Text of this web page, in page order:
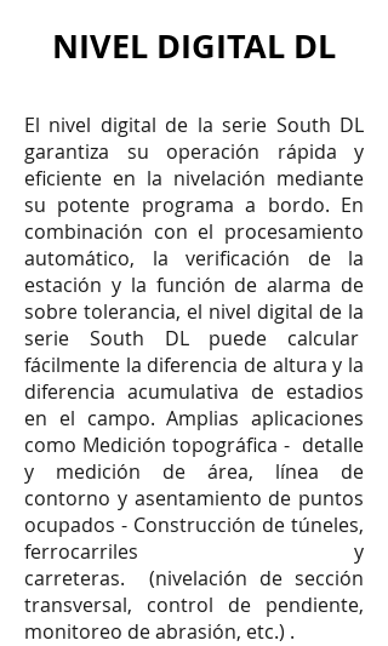
NIVEL DIGITAL DL
El nivel digital de la serie South DL
garantiza su operación rápida y
eficiente en la nivelación mediante
su potente programa a bordo. En
combinación con el procesamiento
automático, la verificación de la
estación y la función de alarma de
sobre tolerancia, el nivel digital de la
serie South DL puede calcular
fácilmente la diferencia de altura y la
diferencia acumulativa de estadios
en el campo.Amplias aplicaciones
como Medición topográfica - detalle
y medición de área, línea de
contorno y asentamiento de puntos
ocupados - Construcción de túneles,
ferrocarriles y
carreteras. (nivelación de sección
transversal, control de pendiente,
monitoreo de abrasión, etc.) .